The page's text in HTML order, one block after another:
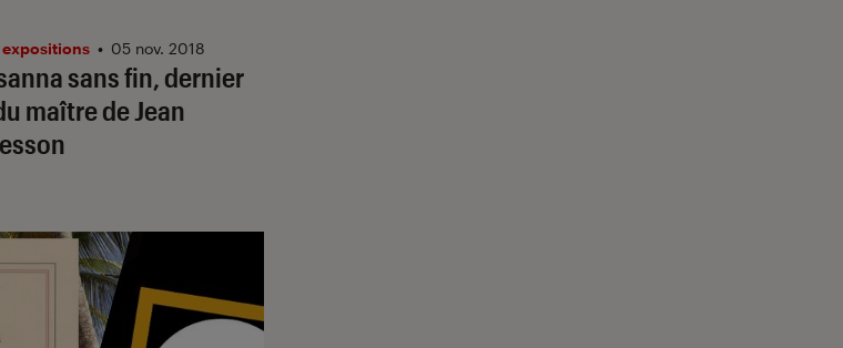
sans fin, dernier
maître de Jean
expositions • 05 nov. 2018